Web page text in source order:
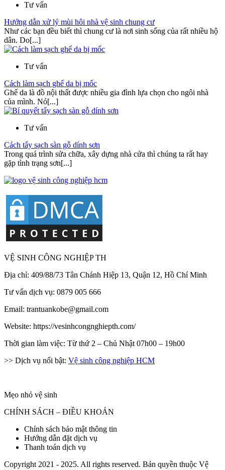
Tư vấn
Hướng dẫn xử lý mùi hôi nhà vệ sinh chung cư
Như các bạn đều biết thì chung cư là nơi sinh sống của rất nhiều hộ
dân. Do[...]
Tư vấn
Cách làm sạch ghế da bị mốc
Ghế da là đồ nội thất được nhiều gia đình lựa chọn cho ngôi nhà
của mình. Nó[...]
Tư vấn
Cách tẩy sạch sàn gỗ dính sơn
Trong quá trình sửa chữa, xây dựng nhà cửa thì chúng ta rất hay
gặp tình trạng sơn[...]
VỆ SINH CÔNG NGHIỆP TH
Địa chỉ: 409/88/73 Tân Chánh Hiệp 13, Quận 12, Hồ Chí Minh
Tư vấn dịch vụ: 0879 005 666
Email: trantuankobe@gmail.com
Website: https://vesinhcongnghiepth.com/
Thời gian làm việc: Từ thứ 2 – Chủ Nhật 07h00 – 19h00
>> Dịch vụ nổi bật: Vệ sinh công nghiệp HCM
Mẹo nhỏ vệ sinh
CHÍNH SÁCH – ĐIỀU KHOẢN
Chính sách bảo mật thông tin
Hướng dẫn đặt dịch vụ
Thanh toán dịch vụ
Copyright 2021 - 2025. All rights reserved. Bản quyền thuộc Vệ